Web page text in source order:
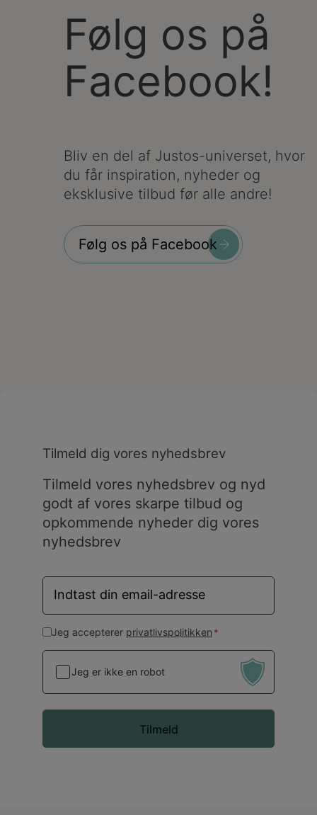
Følg os på
Facebook!
Bliv en del af Justos-universet, hvor
du får inspiration, nyheder og
eksklusive tilbud før alle andre!
Følg os på Facebook
Tilmeld dig vores nyhedsbrev
Tilmeld vores nyhedsbrev og nyd
godt af vores skarpe tilbud og
opkommende nyheder dig vores
nyhedsbrev
E-
mail
*
Samtykke
*
Jeg accepterer privatlivspolitikken *
Jeg er ikke en robot